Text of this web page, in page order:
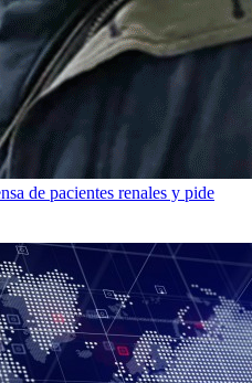
de pacientes renales y pide